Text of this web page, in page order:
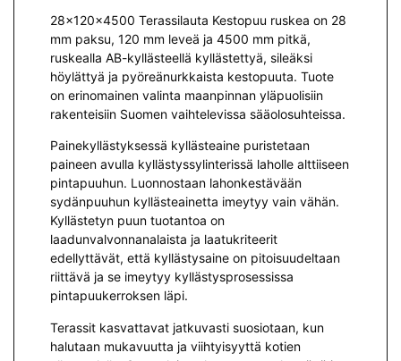
28x120x4500 Terassilauta Kestopuu ruskea on 28
mm paksu, 120 mm leveä ja 4500 mm pitkä,
ruskealla AB-kyllästeellä kyllästettyä, sileäksi
höylättyä ja pyöreänurkkaista kestopuuta. Tuote
on erinomainen valinta maanpinnan yläpuolisiin
rakenteisiin Suomen vaihtelevissa sääolosuhteissa.
Painekyllästyksessä kyllästeaine puristetaan
paineen avulla kyllästyssylinterissä laholle alttiiseen
pintapuuhun. Luonnostaan lahonkestävään
sydänpuuhun kyllästeainetta imeytyy vain vähän.
Kyllästetyn puun tuotantoa on
laadunvalvonnanalaista ja laatukriteerit
edellyttävät, että kyllästysaine on pitoisuudeltaan
riittävä ja se imeytyy kyllästysprosessissa
pintapuukerroksen läpi.
Terassit kasvattavat jatkuvasti suosiotaan, kun
halutaan mukavuutta ja viihtyisyyttä kotien